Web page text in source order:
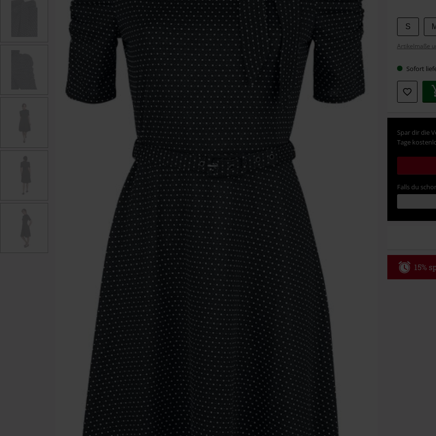
Wähle
deine
Größe
S
Artikelmaße
Sofort
Spar dir die
Tage
Falls du
15%